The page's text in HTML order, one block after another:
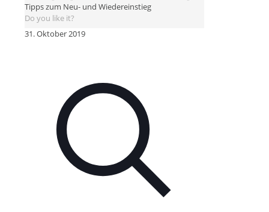
Tipps zum Neu- und Wiedereinstieg
Do you like it?
31. Oktober 2019